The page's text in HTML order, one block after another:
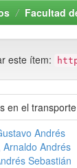
Facultad
este ítem:
en el
Andrés
Andrés
Sebastián